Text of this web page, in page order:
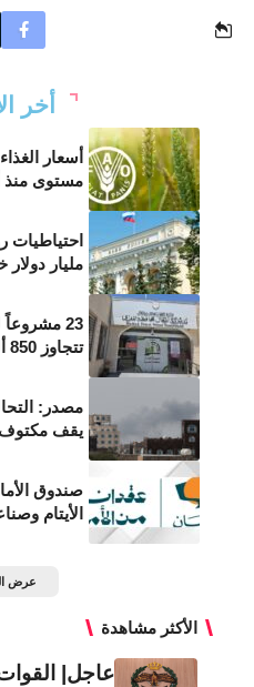
أخر
أسعار
مستوى منذ أكثر
مليار
23
تتجاوز 850 ألف دينار
مصدر:
يقف مكتوف
الأيتام
عرض
الأكثر مشاهدة
عاجل|